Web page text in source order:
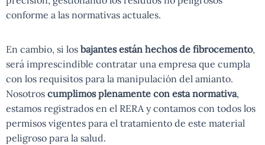
conforme a las normativas actuales.
En cambio, si los bajantes están hechos de fibrocemento,
será imprescindible contratar una empresa que cumpla
con los requisitos para la manipulación del amianto.
Nosotros cumplimos plenamente con esta normativa,
estamos registrados en el RERA y contamos con todos los
permisos vigentes para el tratamiento de este material
peligroso para la salud.